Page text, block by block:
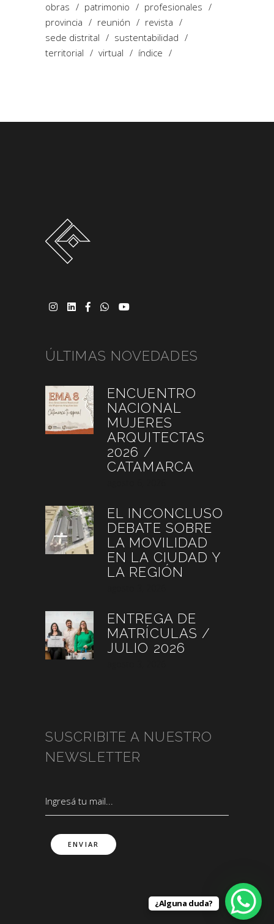
obras
patrimonio
profesionales
provincia
reunión
revista
sede distrital
sustentabilidad
territorial
virtual índice
ÚLTIMAS NOVEDADES
ENCUENTRO
NACIONAL
MUJERES
ARQUITECTAS
2026 /
CATAMARCA
EL INCONCLUSO
DEBATE SOBRE
LA MOVILIDAD
EN LA CIUDAD Y
LA REGIÓN
ENTREGA DE
MATRÍCULAS /
JULIO 2026
SUSCRIBITE A NUESTRO
NEWSLETTER
¿Alguna duda?